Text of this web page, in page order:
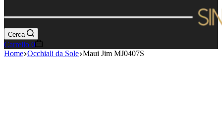
Cerca
Carrello 0
Home Occhiali da Sole Maui Jim MJ0407S